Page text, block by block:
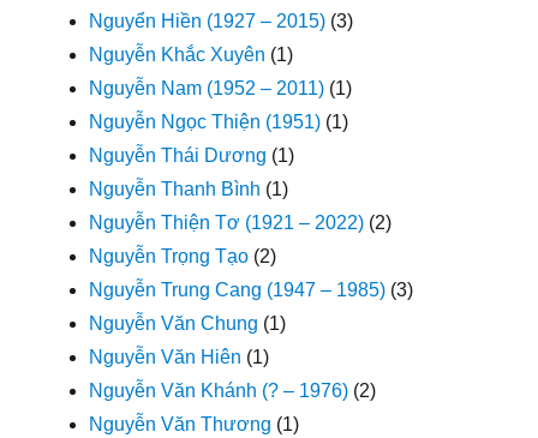
Nguyển Hiền (1927 – 2015) (3)
Nguyễn Khắc Xuyên (1)
Nguyễn Nam (1952 – 2011) (1)
Nguyễn Ngọc Thiện (1951) (1)
Nguyễn Thái Dương (1)
Nguyễn Thanh Bình (1)
Nguyễn Thiện Tơ (1921 – 2022) (2)
Nguyễn Trọng Tạo (2)
Nguyễn Trung Cang (1947 – 1985) (3)
Nguyễn Văn Chung (1)
Nguyễn Văn Hiên (1)
Nguyễn Văn Khánh (? – 1976) (2)
Nguyễn Văn Thương (1)